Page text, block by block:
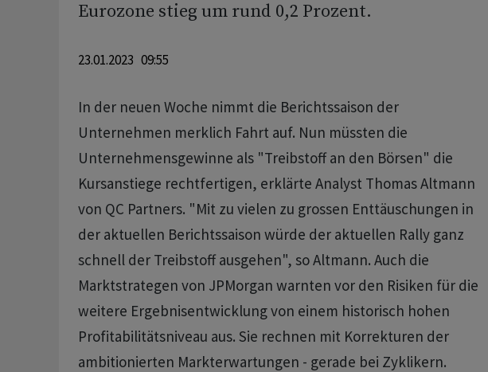
Eurozone stieg um rund 0,2 Prozent.
23.01.2023 09:55
In der neuen Woche nimmt die Berichtssaison der
Unternehmen merklich Fahrt auf. Nun müssten die
Unternehmensgewinne als "Treibstoff an den Börsen" die
Kursanstiege rechtfertigen, erklärte Analyst Thomas Altmann
von QC Partners. "Mit zu vielen zu grossen Enttäuschungen in
der aktuellen Berichtssaison würde der aktuellen Rally ganz
schnell der Treibstoff ausgehen", so Altmann. Auch die
Marktstrategen von JPMorgan warnten vor den Risiken für die
weitere Ergebnisentwicklung von einem historisch hohen
Profitabilitätsniveau aus. Sie rechnen mit Korrekturen der
ambitionierten Markterwartungen - gerade bei Zyklikern.